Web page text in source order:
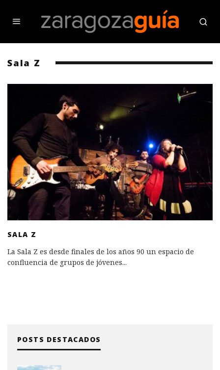
Sala Z
SALA Z
La Sala Z es desde finales de los años 90 un espacio de
confluencia de grupos de jóvenes...
POSTS DESTACADOS